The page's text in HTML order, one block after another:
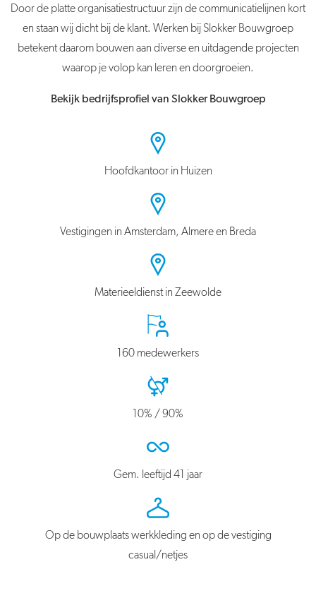
Door de platte organisatiestructuur zijn de communicatielijnen kort
en staan wij dicht bij de klant. Werken bij Slokker Bouwgroep
betekent daarom bouwen aan diverse en uitdagende projecten
waarop je volop kan leren en doorgroeien.
Bekijk bedrijfsprofiel van Slokker Bouwgroep
Hoofdkantoor in Huizen
Vestigingen in Amsterdam, Almere en Breda
Materieeldienst in Zeewolde
160 medewerkers
10% / 90%
Gem. leeftijd 41 jaar
Op de bouwplaats werkkleding en op de vestiging
casual/netjes